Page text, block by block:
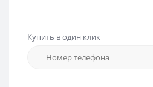
Купить в один клик